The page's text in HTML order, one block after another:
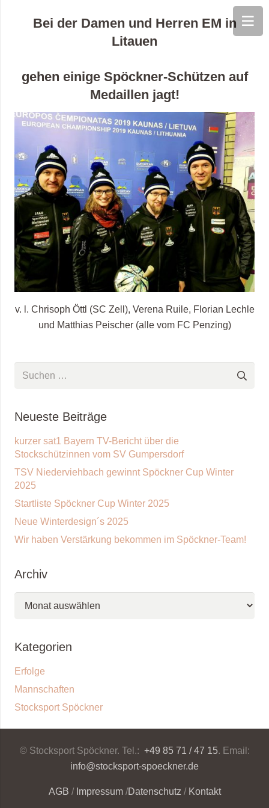
Bei der Damen und Herren EM in
Litauen
gehen einige Spöckner-Schützen auf
Medaillen jagt!
v. l. Chrisoph Öttl (SC Zell), Verena Ruile, Florian Lechle
und Matthias Peischer (alle vom FC Penzing)
Neueste Beiträge
kurzer sat1 Bayern TV-Bericht über die
Stockschützinnen vom SV Gumpersdorf
TSV Niederviehbach gewinnt Spöckner Cup Winter
2025
Startliste Spöckner Cup Winter 2025
Neue Winterdesign´s 2025
Wir haben Verstärkung bekommen im Spöckner-Team!
Archiv
Kategorien
Erfolge
Mannschaften
Stocksport Spöckner
© Stocksport Spöckner. Tel.: +49 85 71 / 47 15. Email:
info@stocksport-spoeckner.de
AGB / Impressum/Datenschutz / Kontakt